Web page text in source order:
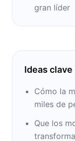
gran líder
Ideas clave
Cómo la
miles de
Que los